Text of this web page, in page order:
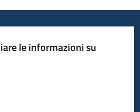
le informazioni su